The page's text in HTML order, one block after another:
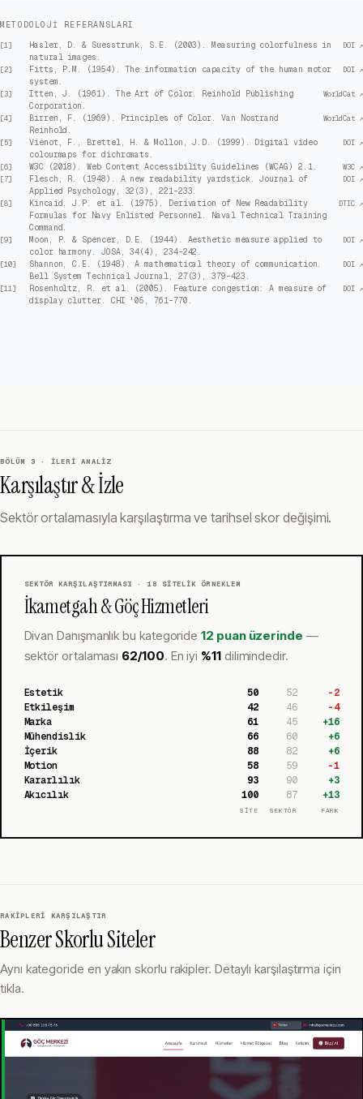
METODOLOJI REFERANSLARI
[1]
Hasler, D. & Suesstrunk, S.E. (2003). Measuring colorfulness in
natural images.
DOI ↗
[2]
Fitts, P.M. (1954). The information capacity of the human motor
system.
DOI ↗
[3]
Itten, J. (1961). The Art of Color. Reinhold Publishing
Corporation.
WorldCat ↗
[4]
Birren, F. (1969). Principles of Color. Van Nostrand
Reinhold.
WorldCat ↗
[5]
Viénot, F., Brettel, H. & Mollon, J.D. (1999). Digital video
colourmaps for dichromats.
DOI ↗
[6] W3C (2018). Web Content Accessibility Guidelines (WCAG) 2.1.
W3C ↗
[7]
Flesch, R. (1948). A new readability yardstick. Journal of
Applied Psychology, 32(3), 221–233.
DOI ↗
[8]
Kincaid, J.P. et al. (1975). Derivation of New Readability
Formulas for Navy Enlisted Personnel. Naval Technical Training
Command.
DTIC ↗
[9]
Moon, P. & Spencer, D.E. (1944). Aesthetic measure applied to
color harmony. JOSA, 34(4), 234–242.
DOI ↗
[10]
Shannon, C.E. (1948). A mathematical theory of communication.
Bell System Technical Journal, 27(3), 379–423.
DOI ↗
[11]
Rosenholtz, R. et al. (2005). Feature congestion: A measure of
display clutter. CHI '05, 761–770.
DOI ↗
BÖLÜM 3 · İLERI ANALIZ
Karşılaştır & İzle
Sektör ortalamasıyla karşılaştırma ve tarihsel skor değişimi.
SEKTÖR KARŞILAŞTIRMASI · 18 SITELIK ÖRNEKLEM
İkametgah & Göç Hizmetleri
Divan Danışmanlık bu kategoride12 puan üzerinde —
sektör ortalaması 62/100. En iyi %11dilimindedir.
Estetik 50 52
-2
Etkileşim
42 46
-4
Marka
61 45 +16
Mühendislik
66 60 +6
İçerik
88 82 +6
Motion
58 59
-1
Kararlılık
93 90 +3
Akıcılık
100 87 +13
SİTE SEKTÖR FARK
RAKIPLERI KARŞILAŞTIR
Benzer Skorlu Siteler
Aynı kategoride en yakın skorlu rakipler. Detaylı karşılaştırma için
tıkla.